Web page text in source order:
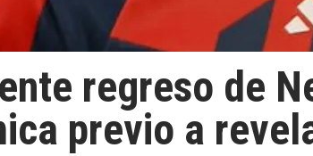
regreso de
previo a